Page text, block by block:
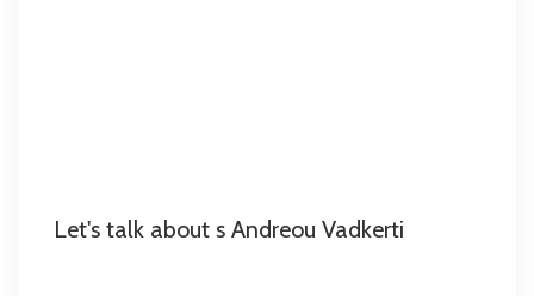
Let's talk about s Andreou Vadkerti